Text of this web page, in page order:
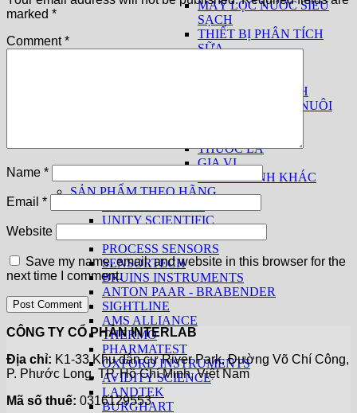
MÁY LỌC NƯỚC SIÊU
SẠCH
THIẾT BỊ PHÂN TÍCH
SỮA
THIẾT BỊ THEO NGÀNH
THỨC ĂN CHĂN NUÔI
THUỐC LÁ
GIA VỊ
CÁC NGÀNH KHÁC
SẢN PHẨM THEO HÃNG
UNITY SCIENTIFIC
PROCESS SENSORS
SENSORTECH
BRUINS INSTRUMENTS
ANTON PAAR - BRABENDER
SIGHTLINE
AMS ALLIANCE
THERMO
PHARMATEST
OXFORD INSTRUMENTS
AVIDITY SCIENCE
LANDTEK
BURGHART
marked *
Comment*
Name *
Email *
Website
Save my name, email, and website in this browser for the
next time I comment.
CÔNG TY CỔ PHẦN INTERLAB
Địa chỉ: K1-33 Khu dân cư River Park, Đường Võ Chí Công,
P. Phước Long, TP. Hồ Chí Minh, Việt Nam
Mã số thuế: 0316129553